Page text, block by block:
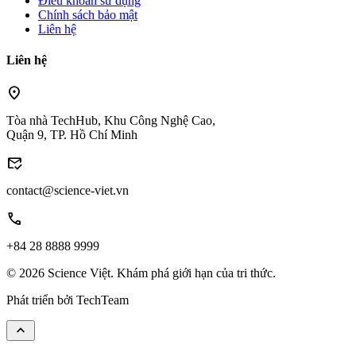
Chính sách bảo mật
Liên hệ
Liên hệ
location_on
Tòa nhà TechHub, Khu Công Nghệ Cao,
Quận 9, TP. Hồ Chí Minh
mark_email_read
contact@science-viet.vn
call
+84 28 8888 9999
© 2026 Science Việt. Khám phá giới hạn của tri thức.
Phát triển bởi TechTeam
keyboard_arrow_up